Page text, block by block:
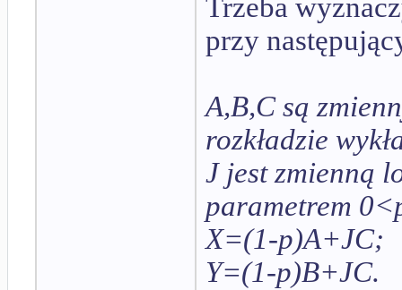
Trzeba
przy
A,B,C są
rozkładzie
J jest zmienną
parametrem
X=(1-p)A+JC;
Y=(1-p)B+JC.